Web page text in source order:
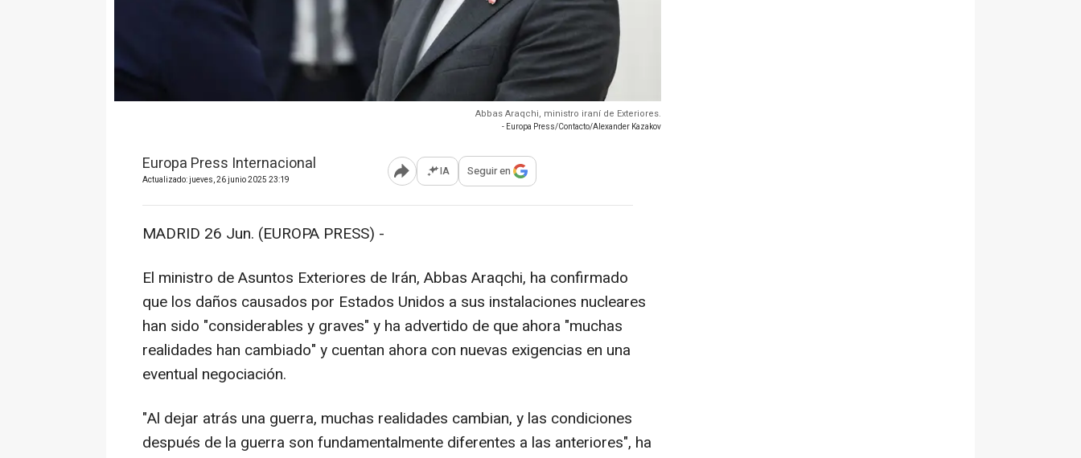
Abbas Araqchi, ministro iraní de Exteriores.
- Europa Press/Contacto/Alexander Kazakov
Europa Press Internacional
Actualizado: jueves, 26 junio 2025 23:19 Abrir opciones para compartir
IA Seguir en
MADRID 26 Jun. (EUROPA PRESS) -
El ministro de Asuntos Exteriores de Irán, Abbas Araqchi, ha confirmado
que los daños causados por Estados Unidos a sus instalaciones nucleares
han sido "considerables y graves" y ha advertido de que ahora "muchas
realidades han cambiado" y cuentan ahora con nuevas exigencias en una
eventual negociación.
"Al dejar atrás una guerra, muchas realidades cambian, y las condiciones
después de la guerra son fundamentalmente diferentes a las anteriores", ha